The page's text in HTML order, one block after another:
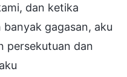
dan ketika
gagasan, aku
persekutuan dan